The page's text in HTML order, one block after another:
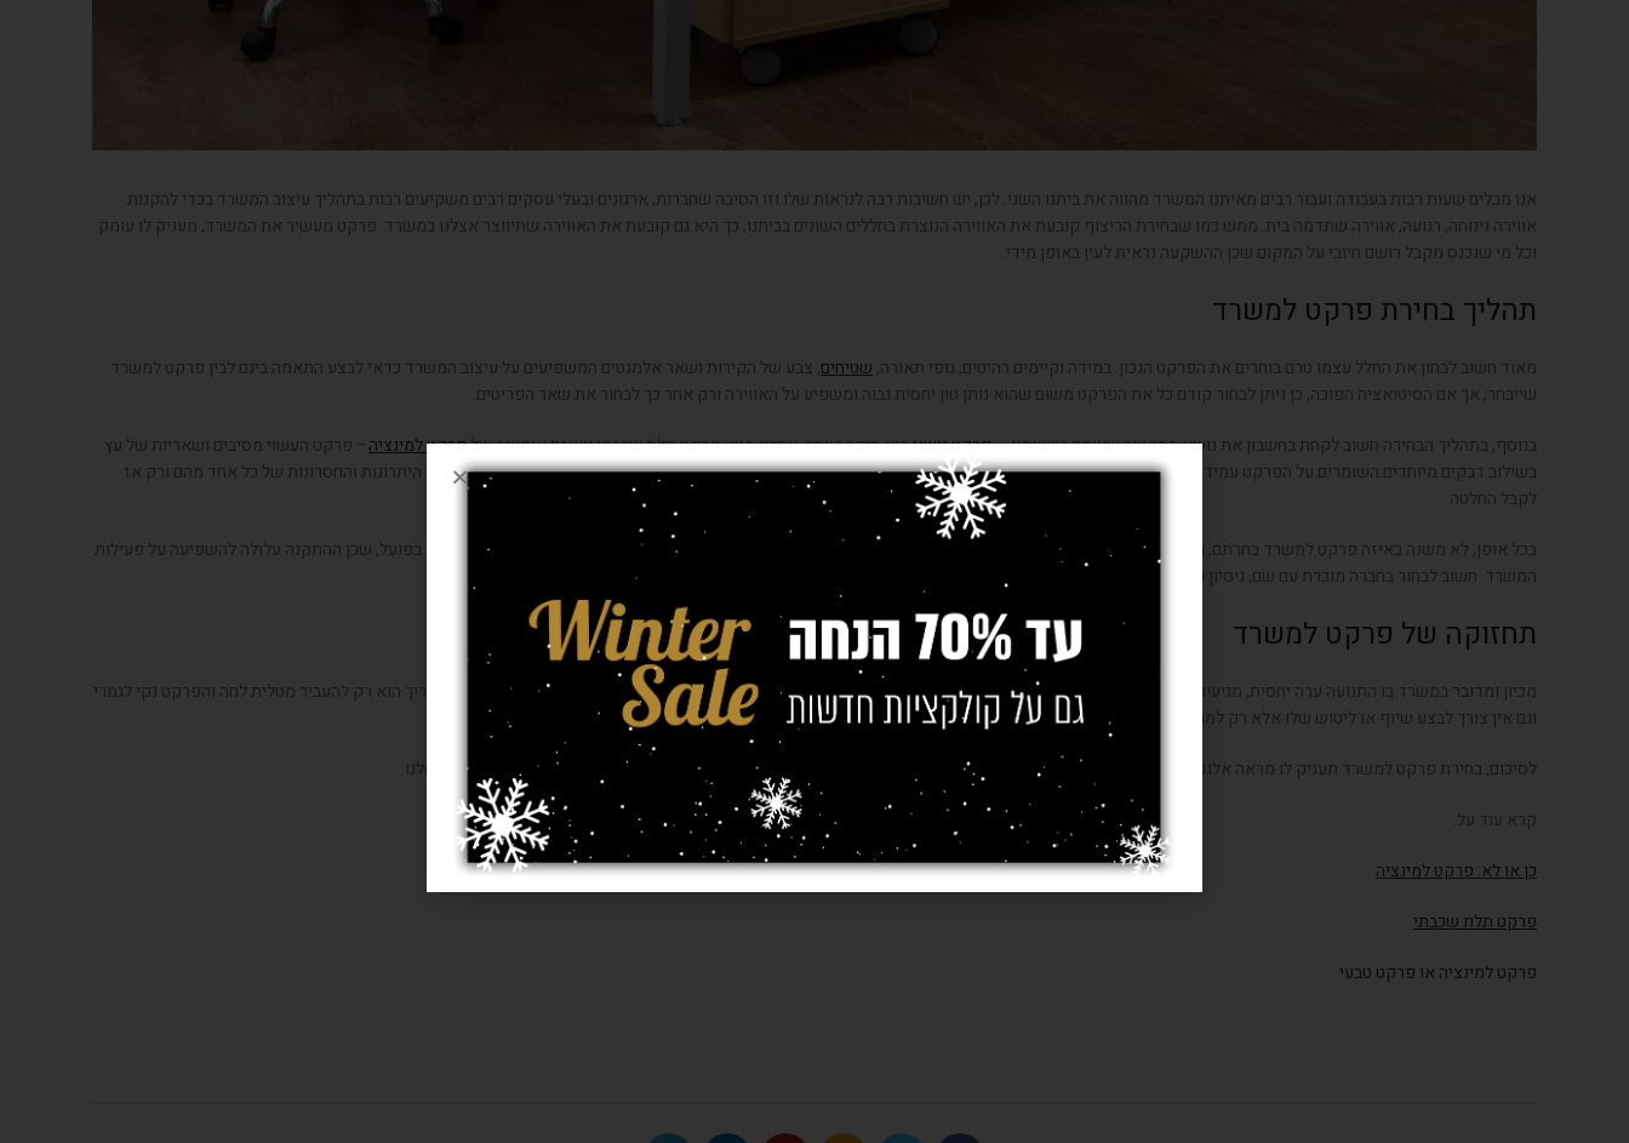
אנו מבלים שעות רבות בעבודה ועבור רבים מאיתנו המשרד מהווה את ביתנו השני. לכן, יש חשיבות רבה לנראות שלו וזו הסיבה שחברות, ארגונים ובעלי עסקים רבים משקיעים רבות בתהליך עיצוב המשרד בכדי להקנות
אווירה נינוחה, רגועה, אווירה שתדמה בית. ממש כמו שבחירת הריצוף קובעת את האווירה הנוצרת בחללים השונים בביתנו, כך היא גם קובעת את האווירה שתיווצר אצלנו במשרד. פרקט מעשיר את המשרד, מעניק לו עומק
וכל מי שנכנס מקבל רושם חיובי על המקום שכן ההשקעה נראית לעין באופן מידי.
תהליך בחירת פרקט למשרד
מאוד חשוב לבחון את החלל עצמו טרם בוחרים את הפרקט הנכון. במידה וקיימים רהיטים, גופי תאורה, שטיחים, צבע של הקירות ושאר אלמנטים המשפיעים על עיצוב המשרד כדאי לבצע התאמה בינם לבין פרקט למשרד
שייבחר, אך אם הסיטואציה הפוכה, כן ניתן לבחור קודם כל את הפרקט משום שהוא נותן טון יחסית גבוה ומשפיע על האווירה ורק אחר כך לבחור את שאר הפריטים.
בנוסף, בתהליך הבחירה חשוב לקחת בחשבון את נושא התקציב שעומד ברשותנו –פרקט גושניהוא היקר ביותר, אחריו מגיע פרקט תלת שכבתי ויש גם אופציה שלפרקט למינציה– פרקט העשוי מסיבים ושאריות של עץ
בשילוב דבקים מיוחדים השומרים על הפרקט עמיד בפני סריטות וכתמים לאורך זמן. במידה והחלטתם לבחור בפרקט תלת שכבתי, כדאי להכיר את סוגי העצים השונים, את היתרונות והחסרונות של כל אחד מהם ורק אז
לקבל החלטה.
בכל אופן, לא משנה באיזה פרקט למשרד בחרתם, חשוב לבדוק האם מקבלים אחריות מלאה על הפרקט, מי מבצע את תהליך ההתקנה, כמה זמן זה לוקח וכיצד זה מתבצע בפועל, שכן ההתקנה עלולה להשפיעה על פעילות
המשרד. חשוב לבחור בחברה מוכרת עם שם, ניסיון ומוניטין בתחום הפרקטים, בחירה שתבטיח לנו פרקט איכותי.
תחזוקה של פרקט למשרד
מכיון ומדובר במשרד בו התנועה ערה יחסית, מגיעים לקוחות, עובדים וספקים, כדאי לבחור בפרקט שקל לתחזק ופשוט מאוד לנקות כמו פרקט למינציה למשל. כל מה שצריך הוא רק להעביר מטלית לחה והפרקט נקי לגמרי
וגם אין צורך לבצע שיוף או ליטוש שלו אלא רק למרוח שכבה של לכה אחת לכמה חודשים והפרקט נראה ממש כמו חדש.
לסיכום, בחירת פרקט למשרד תעניק לו מראה אלגנטי ויוקרתי, תיצור אווירה נעימה עבור העובדים ותשתלב נפלא עם כל סגנון ואווירה שאנו רוצים ליצור במקום העבודה שלנו.
קרא עוד על:
כן או לא: פרקט למינציה
פרקט תלת שכבתי
פרקט למינציה או פרקט טבעי